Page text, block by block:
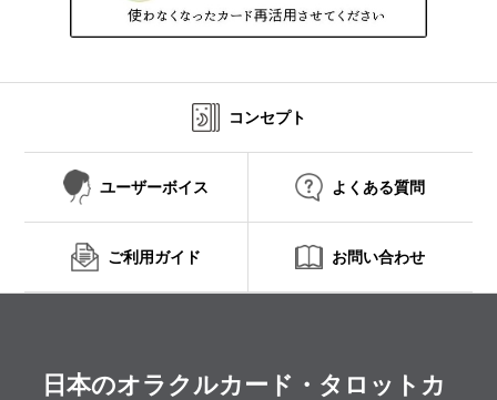
コンセプト
ユーザーボイス よくある質問
ご利用ガイド お問い合わせ
日本のオラクルカード・タロットカ